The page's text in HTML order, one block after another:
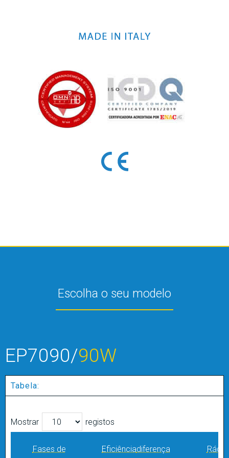
Escolha o seu modelo
EP7090/90W
Tabela:
Mostrar registos
Fases de
Eficiênciadiferença